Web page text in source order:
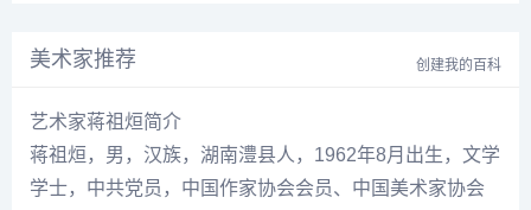
美术家推荐 创建我的百科
艺术家蒋祖烜简介
蒋祖烜 ，男，汉族，湖南澧县人，1962年8月出生，文学
学士，中共党员，中国作家协会会员、中国美术家协会